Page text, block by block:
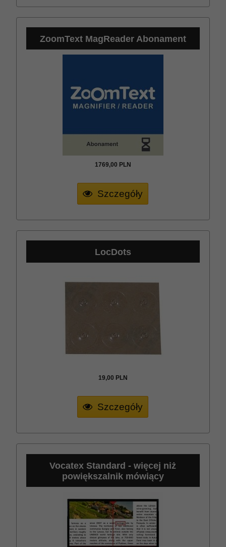
ZoomText MagReader Abonament
1769,00 PLN
Szczegóły
LocDots
19,00 PLN
Szczegóły
Vocatex Standard - więcej niż
powiększalnik mówiący